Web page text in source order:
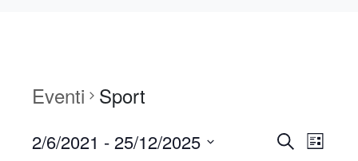
Eventi Sport
E
C
E
E
2/6/2021 - 25/12/2025